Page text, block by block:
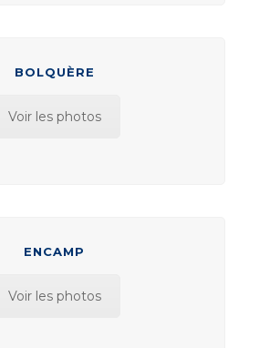
BOLQUÈRE
Voir les photos
ENCAMP
Voir les photos